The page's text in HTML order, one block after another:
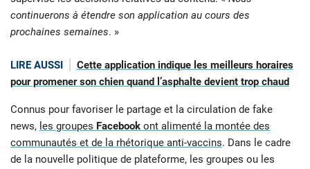
continuerons à étendre son application au cours des
prochaines semaines. »
LIRE AUSSI
Cette application indique les meilleurs horaires
pour promener son chien quand l’asphalte devient trop chaud
Connus pour favoriser le partage et la circulation de fake
news, les groupes Facebook ont alimenté la montée des
communautés et de la rhétorique anti-vaccins. Dans le cadre
de la nouvelle politique de plateforme, les groupes ou les